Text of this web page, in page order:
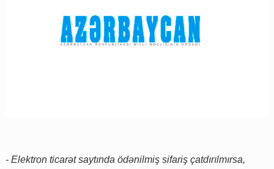
- Elektron ticarət saytında ödənilmiş sifariş çatdırılmırsa,